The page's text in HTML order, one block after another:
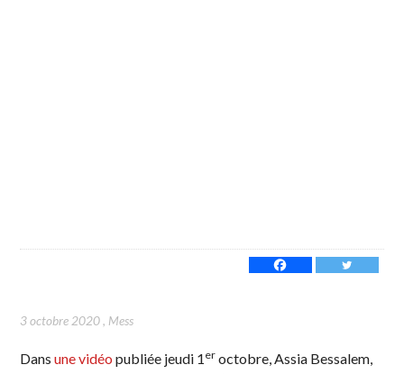
3 octobre 2020, Mess
Dansune vidéo publiée jeudi 1 er octobre, Assia Bessalem,